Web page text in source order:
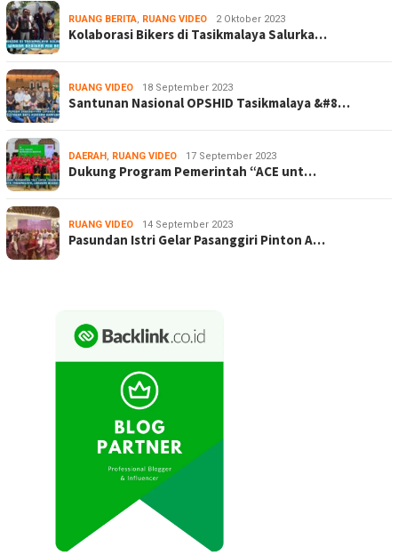
RUANG BERITA, RUANG VIDEO 2 Oktober 2023
Kolaborasi Bikers di Tasikmalaya Salurka…
RUANG VIDEO 18 September 2023
Santunan Nasional OPSHID Tasikmalaya &#8…
DAERAH , RUANG VIDEO 17 September 2023
Dukung Program Pemerintah “ACE unt…
RUANG VIDEO 14 September 2023
Pasundan Istri Gelar Pasanggiri Pinton A…